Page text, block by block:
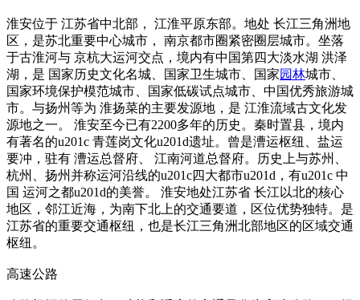
淮安位于 江苏省中北部， 江淮平原东部。地处 长江三角洲地
区，是苏北重要中心城市， 南京都市圈紧密圈层城市。坐落
于古淮河与 京杭大运河交点，境内有中国第四大淡水湖 洪泽
湖，是 国家历史文化名城、国家卫生城市、国家园林城市、
国家环境保护模范城市、国家低碳试点城市、中国优秀旅游城
市。与扬州等为 淮扬菜的主要发源地，是 江淮流域古文化发
源地之一。 淮安至今已有2200多年的历史。秦时置县，境内
有著名的u201c 青莲岗文化u201d遗址。曾是漕运枢纽、盐运
要冲，驻有 漕运总督府、 江南河道总督府。历史上与苏州、
杭州、扬州并称运河沿线的u201c四大都市u201d，有u201c 中
国 运河之都u201d的美誉。 淮安地处江苏省 长江以北的核心
地区，邻江近海，为南下北上的交通要道，区位优势独特。是
江苏省的重要交通枢纽，也是长江三角洲北部地区的区域交通
枢纽。
高速公路